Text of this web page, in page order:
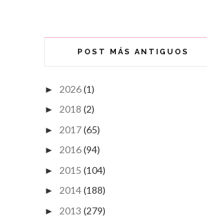
POST MÁS ANTIGUOS
► 2026(1)
► 2018 (2)
► 2017(65)
► 2016(94)
► 2015 (104)
► 2014(188)
► 2013 (279)